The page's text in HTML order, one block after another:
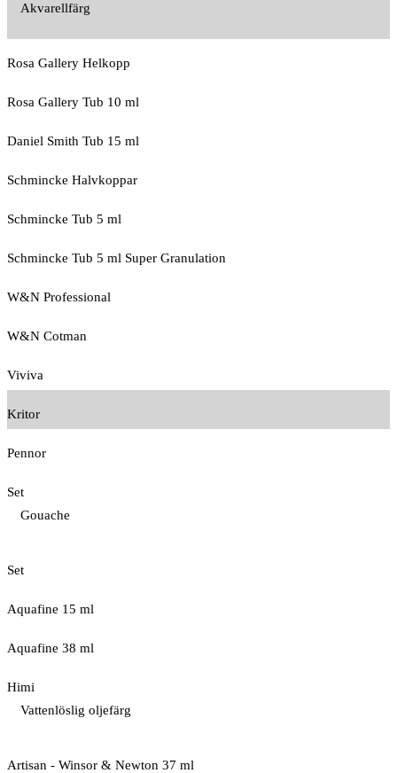
Akvarellfärg
Rosa Gallery Helkopp
Rosa Gallery Tub 10 ml
Daniel Smith Tub 15 ml
Schmincke Halvkoppar
Schmincke Tub 5 ml
Schmincke Tub 5 ml Super Granulation
W&N Professional
W&N Cotman
Viviva
Kritor
Pennor
Set
Gouache
Set
Aquafine 15 ml
Aquafine 38 ml
Himi
Vattenlöslig oljefärg
Artisan - Winsor & Newton 37 ml